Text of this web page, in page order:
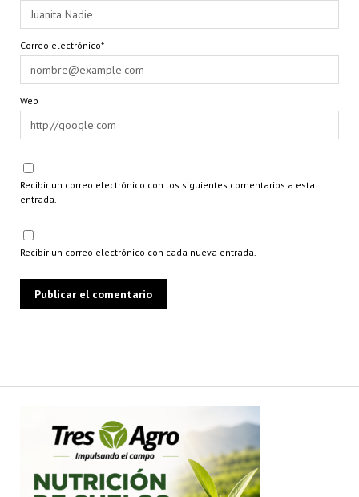
Correo electrónico*
Web
Recibir un correo electrónico con los siguientes comentarios a esta
entrada.
Recibir un correo electrónico con cada nueva entrada.